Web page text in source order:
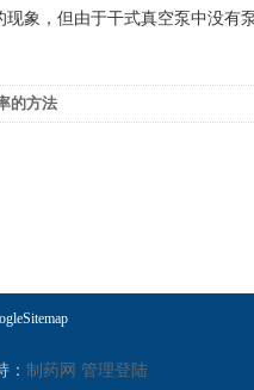
象，但由于干式真空泵中没有
的方法
： 制药网 管理登陆